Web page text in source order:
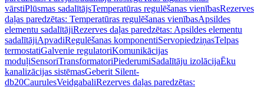
vārstiPlūsmas sadalītājsTemperatūras regulēšanas vienībasRezerves
daļas paredzētas: Temperatūras regulēšanas vienībasApsildes
elementu sadalītājiRezerves daļas paredzētas: Apsildes elementu
sadalītājiApvadiRegulēšanas komponentiServopiedziņasTelpas
termostatiGalvenie regulatoriKomunikācijas
moduļiSensoriTransformatoriPiederumiSadalītāju izolācijaĒku
kanalizācijas sistēmasGeberit Silent-
db20CaurulesVeidgabaliRezerves daļas paredzētas: